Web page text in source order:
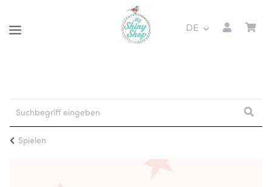
DE
Spielen